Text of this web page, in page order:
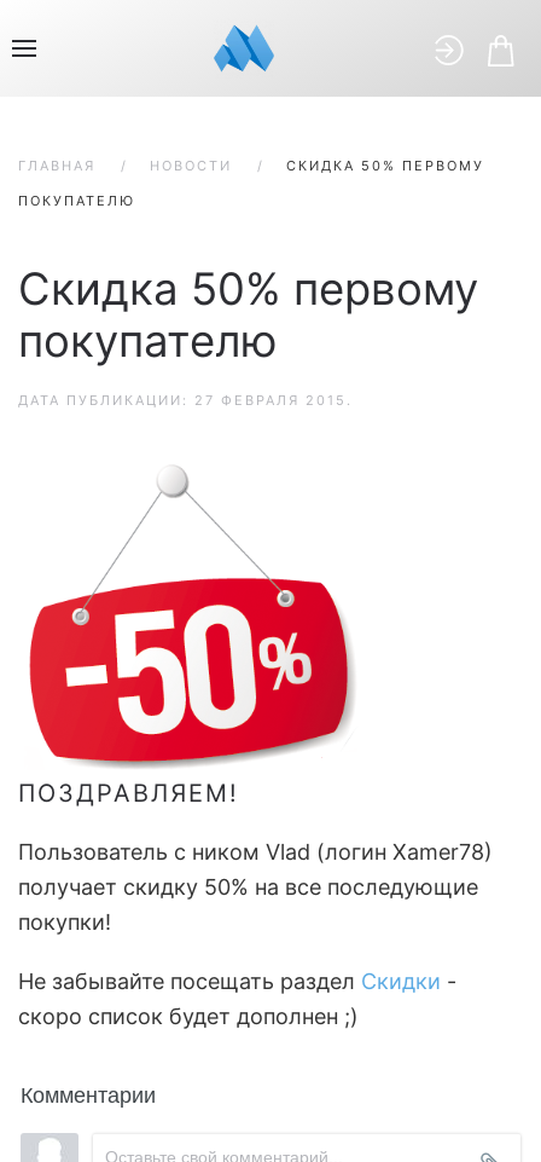
ГЛАВНАЯ НОВОСТИ СКИДКА 50% ПЕРВОМУ
ПОКУПАТЕЛЮ
Скидка 50% первому
покупателю
ДАТА ПУБЛИКАЦИИ: 27 ФЕВРАЛЯ 2015 .
ПОЗДРАВЛЯЕМ!
Пользователь с ником Vlad (логин Xamer78)
получает скидку 50% на все последующие
покупки!
Не забывайте посещать раздел Скидки -
скоро список будет дополнен ;)
Комментарии